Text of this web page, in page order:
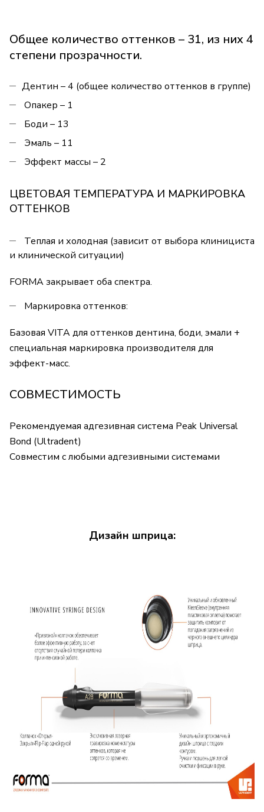
Общее количество оттенков – 31, из них 4
степени прозрачности.
Дентин – 4 (общее количество оттенков в группе)
Опакер – 1
Боди – 13
Эмаль – 11
Эффект массы – 2
ЦВЕТОВАЯ ТЕМПЕРАТУРА И МАРКИРОВКА
ОТТЕНКОВ
Теплая и холодная (зависит от выбора клинициста
и клинической ситуации)
FORMA закрывает оба спектра.
Маркировка оттенков:
Базовая VITA для оттенков дентина, боди, эмали +
специальная маркировка производителя для
эффект-масс.
СОВМЕСТИМОСТЬ
Рекомендуемая адгезивная система Peak Universal
Bond (Ultradent)
Совместим с любыми адгезивными системами
Дизайн шприца: